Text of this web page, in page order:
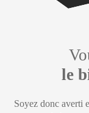
le
Soyez donc averti